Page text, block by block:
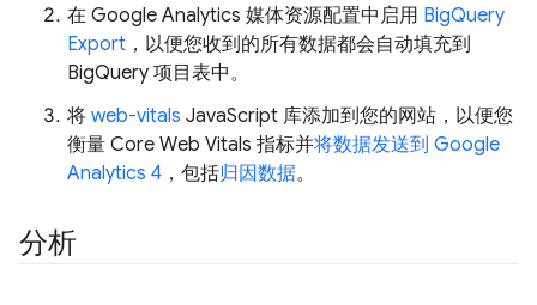
在 Google Analytics 媒体资源配置中启用 BigQuery
Export ，以便您收到的所有数据都会自动填充到
BigQuery 项目表中。
将 web-vitals JavaScript 库添加到您的网站，以便您
衡量 Core Web Vitals 指标并将数据发送到 Google
Analytics 4 ，包括归因数据。
分析